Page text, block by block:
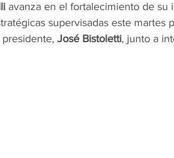
avanza en el fortalecimiento de su
supervisadas este martes
José Bistoletti, junto a